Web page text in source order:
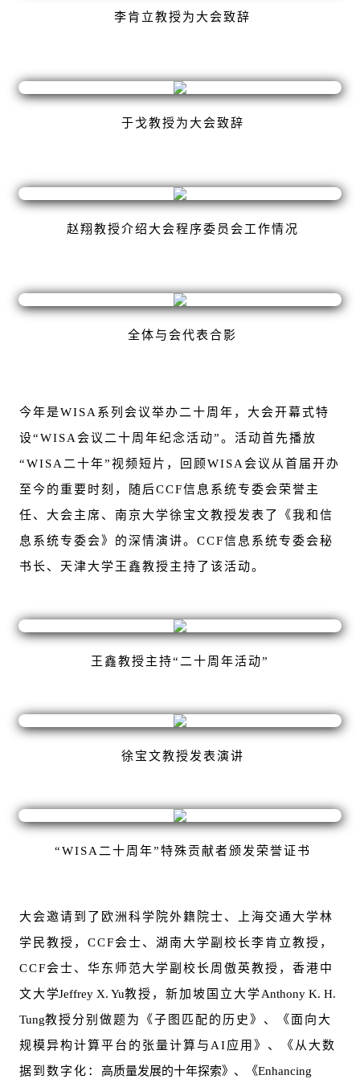
李肯立教授为大会致辞
于戈教授为大会致辞
赵翔教授介绍大会程序委员会工作情况
全体与会代表合影
今年是WISA系列会议举办二十周年，大会开幕式特
设“WISA会议二十周年纪念活动”。活动首先播放
“WISA二十年”视频短片，回顾WISA会议从首届开办
至今的重要时刻，随后CCF信息系统专委会荣誉主
任、大会主席、南京大学徐宝文教授发表了《我和信
息系统专委会》的深情演讲。CCF信息系统专委会秘
书长、天津大学王鑫教授主持了该活动。
王鑫教授主持“二十周年活动”
徐宝文教授发表演讲
“WISA二十周年”特殊贡献者颁发荣誉证书
大会邀请到了欧洲科学院外籍院士、上海交通大学林
学民教授，CCF会士、湖南大学副校长李肯立教授，
CCF会士、华东师范大学副校长周傲英教授，香港中
文大学Jeffrey X. Yu教授，新加坡国立大学Anthony K. H.
Tung教授分别做题为《子图匹配的历史》、《面向大
规模异构计算平台的张量计算与AI应用》、《从大数
据到数字化： 高质量发展的十年探索》、《Enhancing